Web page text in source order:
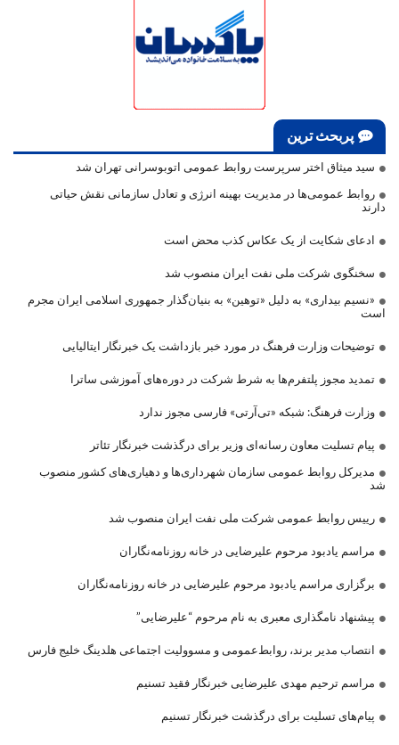
پربحث ترین
سید میثاق اختر سرپرست روابط عمومی اتوبوسرانی تهران شد
روابط عمومی‌ها در مدیریت بهینه انرژی و تعادل سازمانی نقش حیاتی
دارند
ادعای شکایت از یک عکاس کذب محض است
سخنگوی شرکت ملی نفت ایران منصوب شد
«نسیم بیداری» به دلیل «توهین» به بنیان‌گذار جمهوری اسلامی ایران مجرم
است
توضیحات وزارت فرهنگ در مورد خبر بازداشت یک خبرنگار ایتالیایی
تمدید مجوز پلتفرم‌ها به شرط شرکت در دوره‌های آموزشی ساترا
وزارت فرهنگ: شبکه «تی‌آرتی» فارسی مجوز ندارد
پیام تسلیت معاون رسانه‌ای وزیر برای درگذشت خبرنگار تئاتر
مدیرکل روابط عمومی سازمان شهرداری‌ها و دهیاری‌های کشور منصوب
شد
رییس روابط عمومی شرکت ملی نفت ایران منصوب شد
مراسم یادبود مرحوم علیرضایی در خانه روزنامه‌نگاران
برگزاری مراسم یادبود مرحوم علیرضایی در خانه روزنامه‌نگاران
پیشنهاد نامگذاری معبری به نام مرحوم “علیرضایی”
انتصاب مدیر برند، روابط‌عمومی و مسوولیت اجتماعی هلدینگ خلیج فارس
مراسم ترحیم مهدی علیرضایی خبرنگار فقید تسنیم
پیام‌های تسلیت برای درگذشت خبرنگار تسنیم